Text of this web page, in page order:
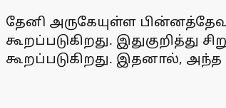
தேனி அருகேயுள்ள
கூறப்படுகிறது.
கூறப்படுகிறது. இதனால்,